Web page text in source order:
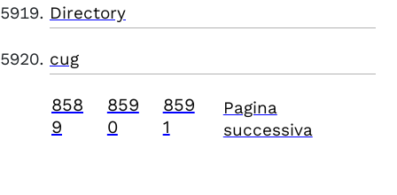
Directory
cug
858
9
859
0
859
1
Pagina
successiva